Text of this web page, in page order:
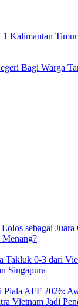
Kalimantan Timur
Bagi Warga
sebagai
Takluk 0-3 dari
Singapura
Piala AFF 2026:
Vietnam Jadi